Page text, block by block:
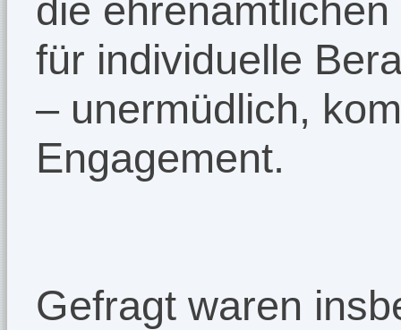
die
für individuelle
– unermüdlich,
Engagement.
Gefragt waren